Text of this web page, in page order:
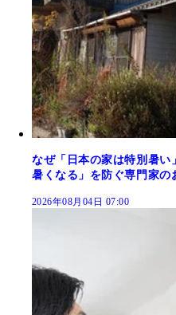
なぜ「日本の家は特別暑
暑くなる」を防ぐ専門家の
2026年08月04日 07:00